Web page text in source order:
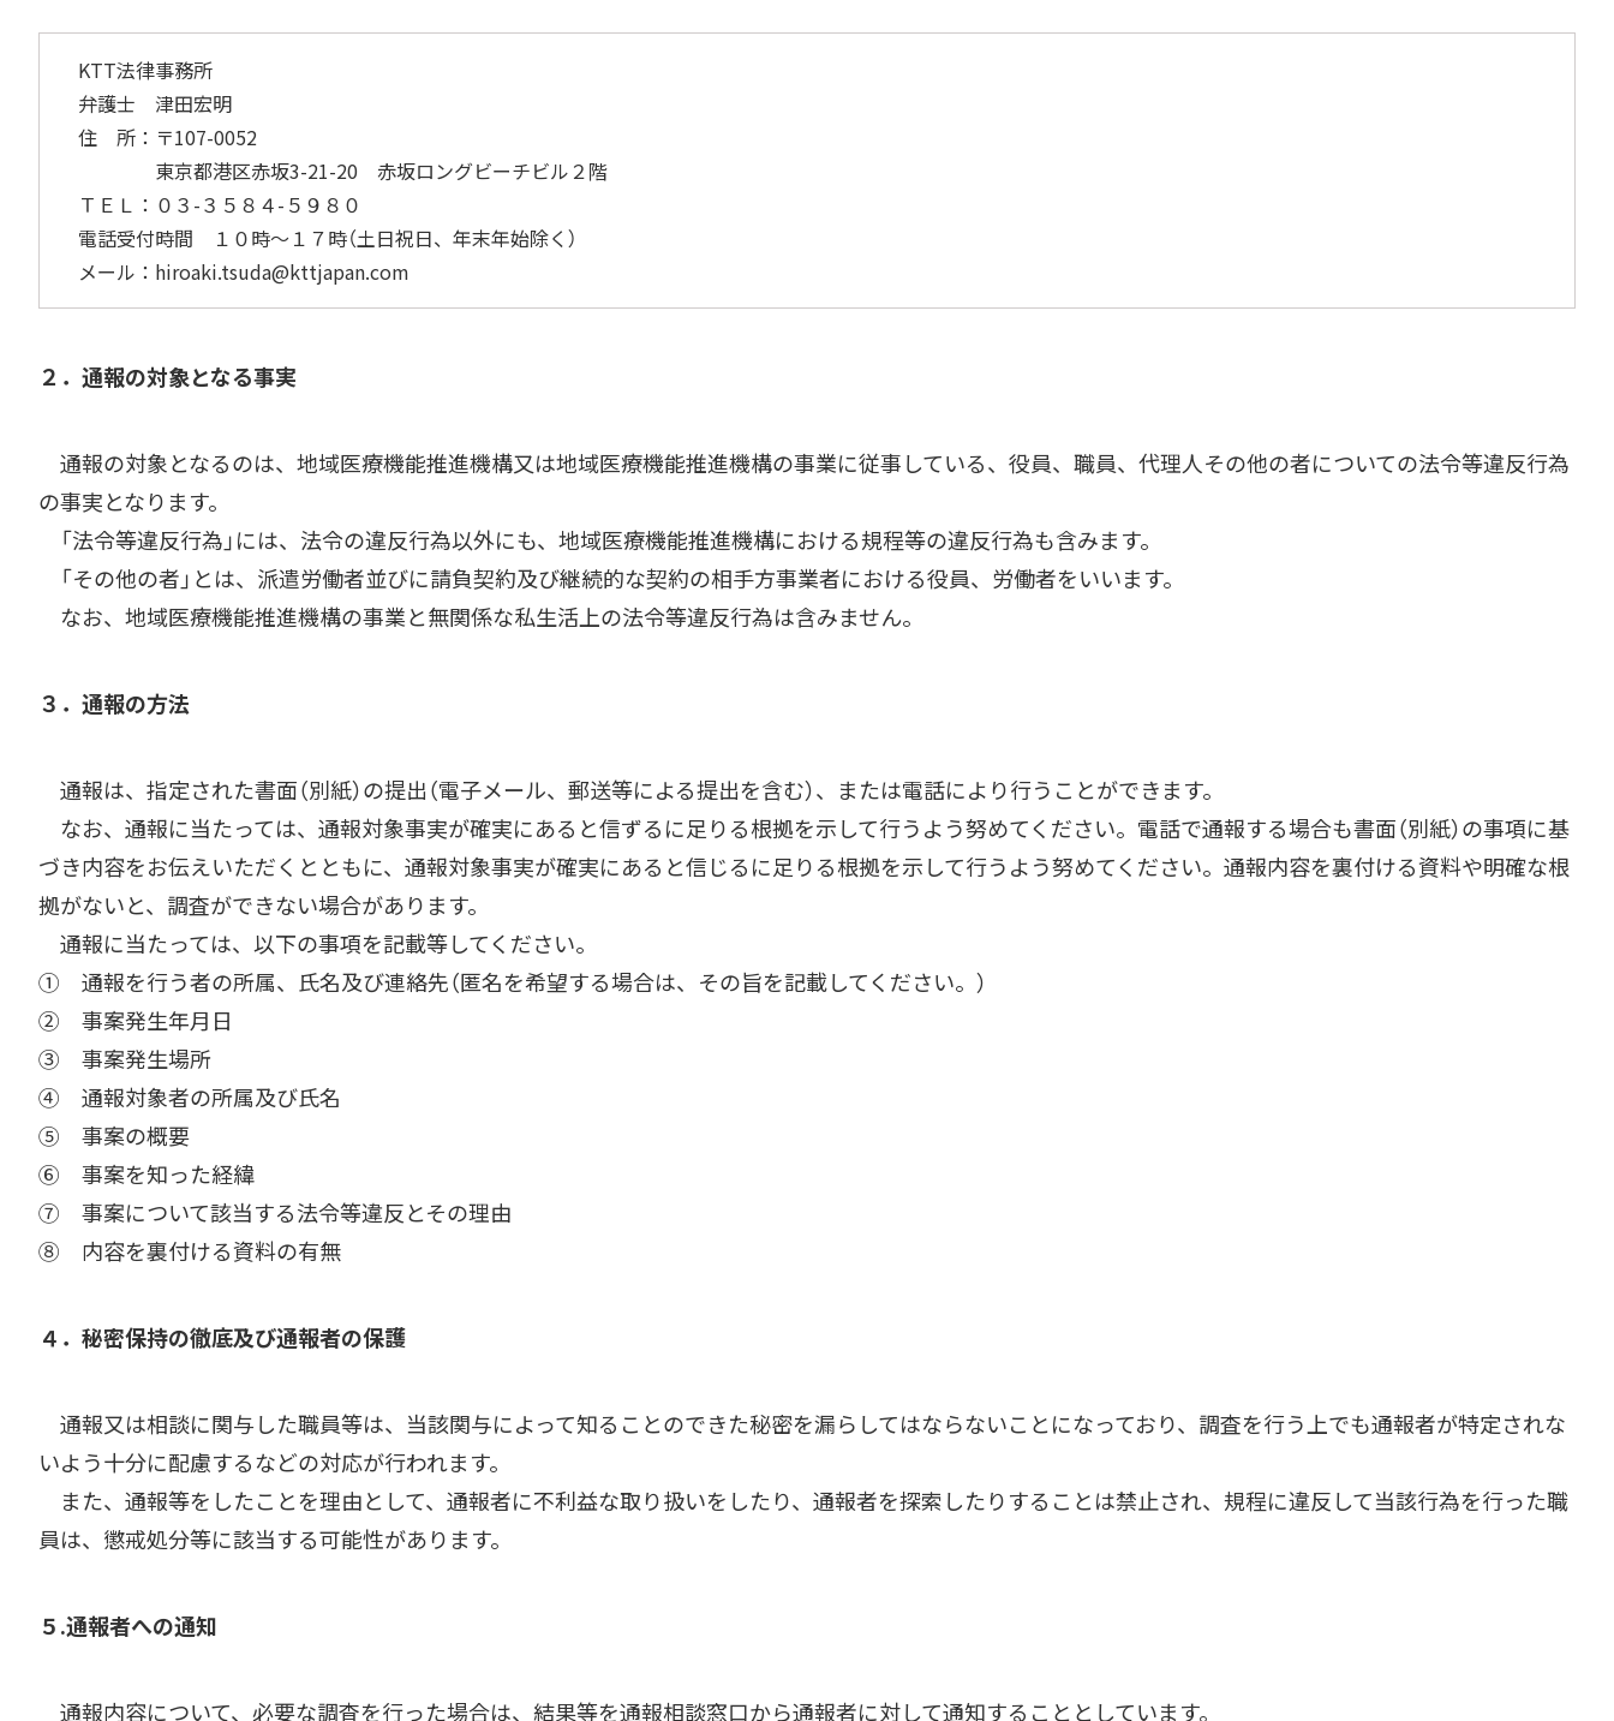
KTT法律事務所
弁護士 津田宏明
住 所：〒107-0052
東京都港区赤坂3-21-20 赤坂ロングビーチビル２階
ＴＥＬ：０３-３５８４-５９８０
電話受付時間 １０時～１７時（土日祝日、年末年始除く）
メール：hiroaki.tsuda@kttjapan.com
２．通報の対象となる事実
通報の対象となるのは、地域医療機能推進機構又は地域医療機能推進機構の事業に従事している、役員、職員、代理人その他の者についての法令等違反行為
の事実となります。
「法令等違反行為」には、法令の違反行為以外にも、地域医療機能推進機構における規程等の違反行為も含みます。
「その他の者」とは、派遣労働者並びに請負契約及び継続的な契約の相手方事業者における役員、労働者をいいます。
なお、地域医療機能推進機構の事業と無関係な私生活上の法令等違反行為は含みません。
３．通報の方法
通報は、指定された書面（別紙）の提出（電子メール、郵送等による提出を含む）、または電話により行うことができます。
なお、通報に当たっては、通報対象事実が確実にあると信ずるに足りる根拠を示して行うよう努めてください。電話で通報する場合も書面（別紙）の事項に基
づき内容をお伝えいただくとともに、通報対象事実が確実にあると信じるに足りる根拠を示して行うよう努めてください。通報内容を裏付ける資料や明確な根
拠がないと、調査ができない場合があります。
通報に当たっては、以下の事項を記載等してください。
① 通報を行う者の所属、氏名及び連絡先（匿名を希望する場合は、その旨を記載してください。）
② 事案発生年月日
③ 事案発生場所
④ 通報対象者の所属及び氏名
⑤ 事案の概要
⑥ 事案を知った経緯
⑦ 事案について該当する法令等違反とその理由
⑧ 内容を裏付ける資料の有無
４．秘密保持の徹底及び通報者の保護
通報又は相談に関与した職員等は、当該関与によって知ることのできた秘密を漏らしてはならないことになっており、調査を行う上でも通報者が特定されな
いよう十分に配慮するなどの対応が行われます。
また、通報等をしたことを理由として、通報者に不利益な取り扱いをしたり、通報者を探索したりすることは禁止され、規程に違反して当該行為を行った職
員は、懲戒処分等に該当する可能性があります。
５.通報者への通知
通報内容について、必要な調査を行った場合は、結果等を通報相談窓口から通報者に対して通知することとしています。